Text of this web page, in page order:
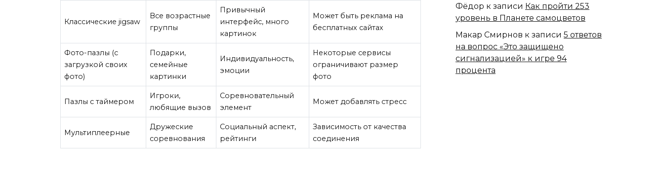
Классические jigsaw
Все возрастные
группы
Привычный
интерфейс, много
картинок
Может быть реклама на
бесплатных сайтах
Фото-пазлы (с
загрузкой своих
фото)
Подарки,
семейные
картинки
Индивидуальность,
эмоции
Некоторые сервисы
ограничивают размер
фото
Пазлы с таймером
Игроки,
любящие вызов
Соревновательный
элемент
Может добавлять стресс
Мультиплеерные
Дружеские
соревнования
Социальный аспект,
рейтинги
Зависимость от качества
соединения
Фёдор к записи Как пройти 253
уровень в Планете самоцветов
Макар Смирнов к записи 5 ответов
на вопрос «Это защищено
сигнализацией» к игре 94
процента